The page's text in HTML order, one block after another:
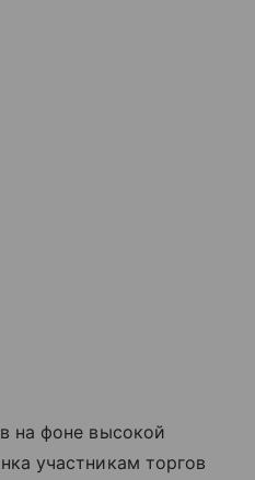
на фоне высокой
участникам торгов